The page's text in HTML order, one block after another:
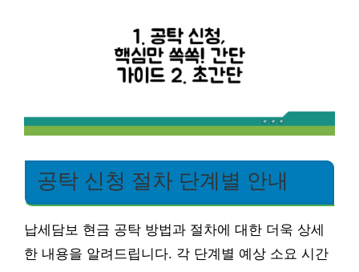
공탁 신청 절차 단계별 안내
납세담보 현금 공탁 방법과 절차에 대한 더욱 상세
한 내용을 알려드립니다. 각 단계별 예상 소요 시간